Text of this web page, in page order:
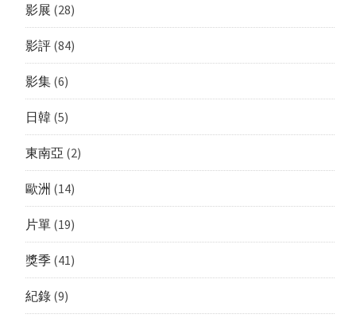
影展 (28)
影評(84)
影集(6)
日韓(5)
東南亞 (2)
歐洲 (14)
片單(19)
獎季(41)
紀錄(9)